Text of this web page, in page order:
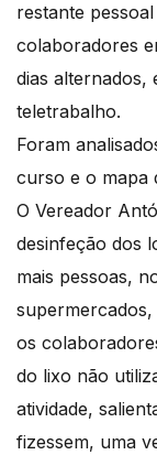
restante
colaboradores
dias alternados,
teletrabalho.
Foram
curso e o mapa
O Vereador
desinfeção dos
mais pessoas,
os
do lixo não
atividade,
fizessem, uma